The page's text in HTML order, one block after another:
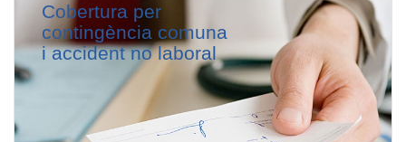
Cobertura per
contingència comuna
i accident no laboral